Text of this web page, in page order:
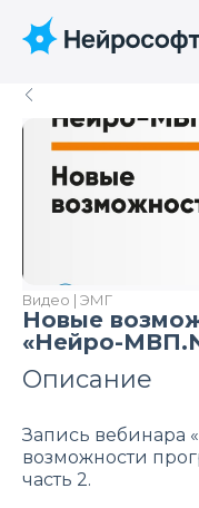
Видео | ЭМГ
Новые
«Нейро-
Описание
Запись вебинара
возможности
часть 2.